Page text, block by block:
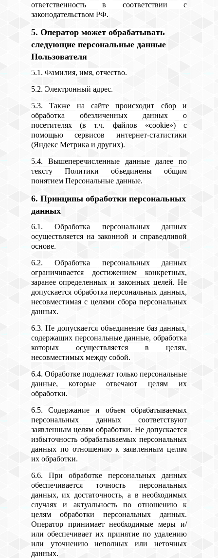
ответственность в соответствии с
законодательством РФ.
5. Оператор может обрабатывать
следующие персональные данные
Пользователя
5.1. Фамилия, имя, отчество.
5.2. Электронный адрес.
5.3. Также на сайте происходит сбор и
обработка обезличенных данных о
посетителях (в т.ч. файлов «cookie») с
помощью сервисов интернет-статистики
(Яндекс Метрика и других).
5.4. Вышеперечисленные данные далее по
тексту Политики объединены общим
понятием Персональные данные.
6. Принципы обработки персональных
данных
6.1. Обработка персональных данных
осуществляется на законной и справедливой
основе.
6.2. Обработка персональных данных
ограничивается достижением конкретных,
заранее определенных и законных целей. Не
допускается обработка персональных данных,
несовместимая с целями сбора персональных
данных.
6.3. Не допускается объединение баз данных,
содержащих персональные данные, обработка
которых осуществляется в целях,
несовместимых между собой.
6.4. Обработке подлежат только персональные
данные, которые отвечают целям их
обработки.
6.5. Содержание и объем обрабатываемых
персональных данных соответствуют
заявленным целям обработки. Не допускается
избыточность обрабатываемых персональных
данных по отношению к заявленным целям
их обработки.
6.6. При обработке персональных данных
обеспечивается точность персональных
данных, их достаточность, а в необходимых
случаях и актуальность по отношению к
целям обработки персональных данных.
Оператор принимает необходимые меры и/
или обеспечивает их принятие по удалению
или уточнению неполных или неточных
данных.